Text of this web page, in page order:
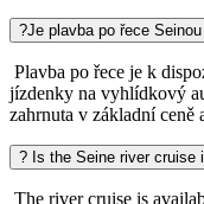
?Je plavba po řece
Plavba po řece je k
jízdenky na vyhlídkový
zahrnuta v základní ceně
? Is the Seine river
The river cruise is